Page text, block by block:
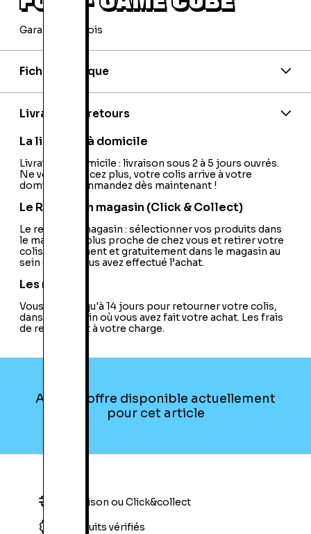
Garantie 24 mois
Fiche technique
PEGI:
SELL:12
Nom de l'éditeur:Activision
Nationalité:France
Livraison et retours
La livraison à domicile
Livraison à domicile : livraison sous 2 à 5 jours ouvrés.
Ne vous déplacez plus, votre colis arrive à votre
domicile ! Commandez dès maintenant !
Le Retrait en magasin (Click & Collect)
Le retrait en magasin : sélectionner vos produits dans
le magasin le plus proche de chez vous et retirer votre
colis directement et gratuitement dans le magasin au
sein duquel vous avez effectué l’achat.
Les retours
Vous avez jusqu'à 14 jours pour retourner votre colis,
dans le magasin où vous avez fait votre achat. Les frais
de retour sont à votre charge.
Aucune offre disponible actuellement
pour cet article
Livraison ou Click&collect
Produits vérifiés